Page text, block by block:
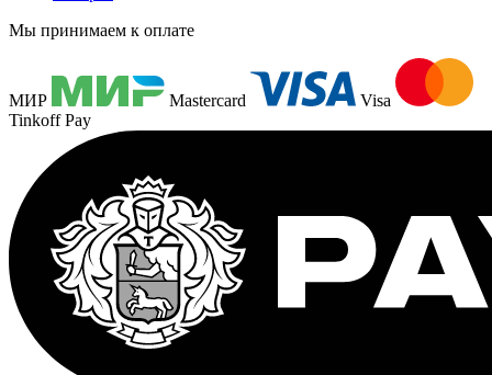
Мы принимаем к оплате
МИР Mastercard
Visa
Tinkoff Pay